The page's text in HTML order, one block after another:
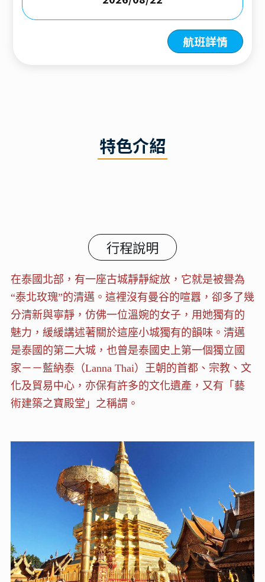
航班詳情
特色介紹
行程說明
在泰國北部，有一座古城靜靜綻放，它就是被譽為
“泰北玫瑰”的清邁。這裡沒有曼谷的喧囂，卻多了幾
分清新與寧靜，仿佛一位溫婉的女子，用她獨有的
魅力，緩緩講述著關於這座小城獨有的韻味。清邁
是泰國的第二大城，也曾是泰國史上第一個獨立國
家－－藍納泰（Lanna Thai）王朝的首都、宗教、文
化及貿易中心，亦保有許多的文化遺產，又有「藝
術建築之寶殿堂」之稱謂。